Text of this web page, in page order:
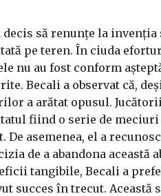
să renunțe la invenția
pe teren. În ciuda
nu au fost conform
Becali a observat că,
a arătat opusul.
fiind o serie de meciuri
asemenea, el a
de a abandona această
tangibile, Becali a
succes în trecut. Această